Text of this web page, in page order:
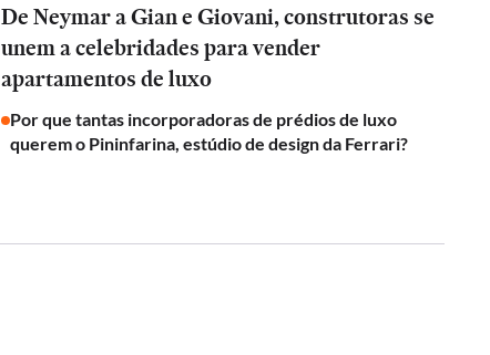
De Neymar a Gian e Giovani, construtoras se
unem a celebridades para vender
apartamentos de luxo
Por que tantas incorporadoras de prédios de luxo
querem o Pininfarina, estúdio de design da Ferrari?